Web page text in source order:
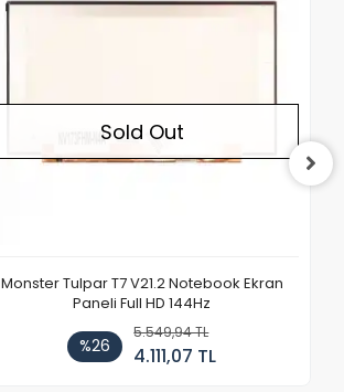
Sold Out
Monster Tulpar T7 V21.2 Notebook Ekran
Paneli Full HD 144Hz
%26
5.549,94 TL
4.111,07 TL